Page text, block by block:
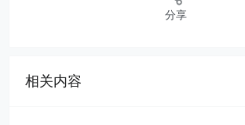
分享
相关内容